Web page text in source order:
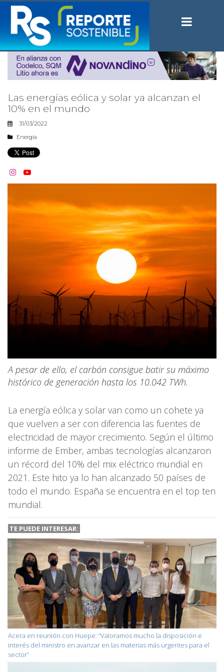
Las energías eólica y solar ya alcanzan el
10% en el mundo
31/03/2022
Energía
 
A pesar de ello, el carbón consigue batir su máximo
histórico de generación hasta los 10.042 TWh.
La energía eólica y solar van como un cohete ya
que vuelven a ser con diferencia las fuentes de
electricidad de mayor crecimiento. Según el último
informe de Ember, ambas tecnologías alcanzaron
un récord del 10% del mix eléctrico mundial en
2021. Este hito ya lo han alcanzado 50 países de
todo el mundo. España se encuentra en el top ten
mundial.
TE PUEDE INTERESAR:
Acera en reunión con Huepe: “Valoramos mucho la disposición e
interés del ministro en avanzar en las materias más urgentes para el
sector”